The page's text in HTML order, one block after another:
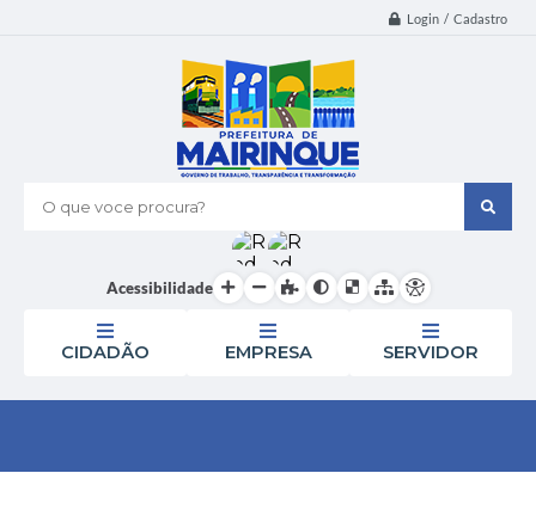
Login / Cadastro
O que voce procura?
Acessibilidade
CIDADÃO EMPRESA SERVIDOR